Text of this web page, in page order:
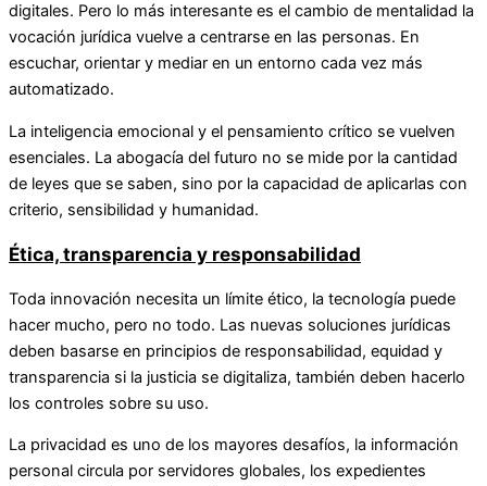
digitales. Pero lo más interesante es el cambio de mentalidad la
vocación jurídica vuelve a centrarse en las personas. En
escuchar, orientar y mediar en un entorno cada vez más
automatizado.
La inteligencia emocional y el pensamiento crítico se vuelven
esenciales. La abogacía del futuro no se mide por la cantidad
de leyes que se saben, sino por la capacidad de aplicarlas con
criterio, sensibilidad y humanidad.
Ética, transparencia y responsabilidad
Toda innovación necesita un límite ético, la tecnología puede
hacer mucho, pero no todo. Las nuevas soluciones jurídicas
deben basarse en principios de responsabilidad, equidad y
transparencia si la justicia se digitaliza, también deben hacerlo
los controles sobre su uso.
La privacidad es uno de los mayores desafíos, la información
personal circula por servidores globales, los expedientes